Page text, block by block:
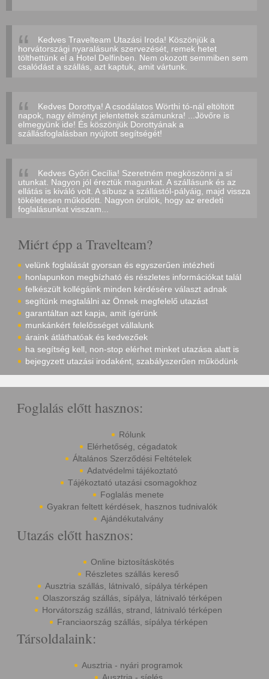
Kedves Travelteam Utazási Iroda! Köszönjük a
horvátországi nyaralásunk szervezését, remek hetet
tölthettünk el a Hotel Delfinben. Nem okozott semmiben sem
csalódást a szállás, azt kaptuk, amit vártunk.
Kedves Dorottya! A csodálatos Wörthi tó-nál eltöltött
napok, nagy élményt jelentettek számunkra! ...Jövőre is
elmegyünk ide! És köszönjük Dorottyának a
szállásfoglalásban nyújtott segítségét!
Kedves Győri Cecília! Szeretném megköszönni a sí
utunkat. Nagyon jól éreztük magunkat. A szállásunk és az
ellátás is kiváló volt. A síbusz a szállástól-pályáig, majd vissza
tökéletesen működött. Nagyon örülök, hogy az eredeti
foglalásunkat visszam...
Miért épp a Travelteam?
velünk foglalását gyorsan és egyszerűen intézheti
honlapunkon megbízható és részletes információkat talál
felkészült kollégáink minden kérdésére választ adnak
segítünk megtalálni az Önnek megfelelő utazást
garantáltan azt kapja, amit ígérünk
munkánkért felelősséget vállalunk
áraink átláthatóak és kedvezőek
ha segítség kell, non-stop elérhet minket utazása alatt is
bejegyzett utazási irodaként, szabályszerűen működünk
Foglalás előtt hasznos:
Rólunk
Elérhetőség, cégadatok
Általános Szerződési Feltételek
Adatvédelmi tájékoztató
Tájékoztató utazási csomagokhoz
Foglalás menete
Gyakran feltett kérdések, hasznos tudnivalók
Ajándékutalvány
Utazás előtt hasznos:
Online biztosításkötés
Részletes szállás kereső
Ausztria szállás, látnivaló, sípálya térképen
Olaszország szállás, sípálya, látnivaló térképen
Horvátország szállás, strand, látnivaló térképen
Franciaország szállás, sípálya térképen
Társoldalaink:
Ausztria - nyári programok